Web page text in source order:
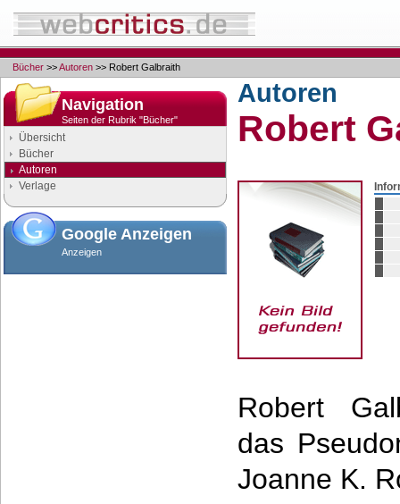
Bücher >>Autoren >> Robert Galbraith
Navigation
Seiten der Rubrik "Bücher"
Übersicht
Bücher
Autoren
Verlage
Google Anzeigen
Anzeigen
Autoren
Robert
Robert
das
Joanne K.